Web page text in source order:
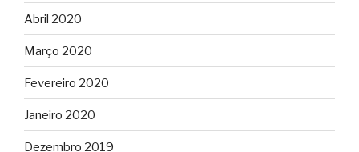
Abril 2020
Março 2020
Fevereiro 2020
Janeiro 2020
Dezembro 2019